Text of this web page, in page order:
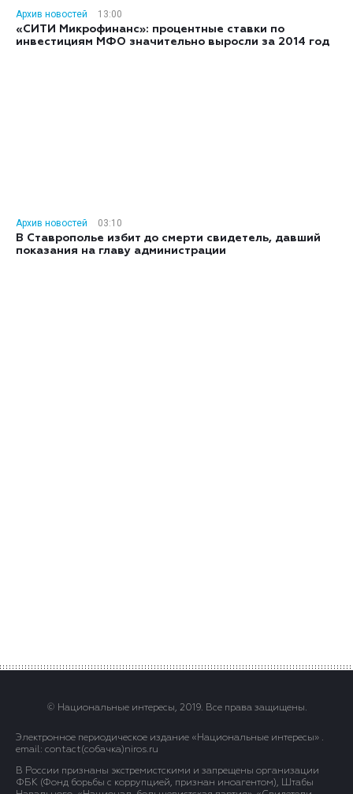
Архив новостей
13:00
«СИТИ Микрофинанс»: процентные ставки по
инвестициям МФО значительно выросли за 2014 год
Архив новостей
03:10
В Ставрополье избит до смерти свидетель, давший
показания на главу администрации
© Национальные интересы, 2019. Все права защищены.
Электронное периодическое издание «Национальные интересы» .
email: contact(сoбaчка)niros.ru
В России признаны экстремистскими и запрещены организации
ФБК (Фонд борьбы с коррупцией, признан иноагентом), Штабы